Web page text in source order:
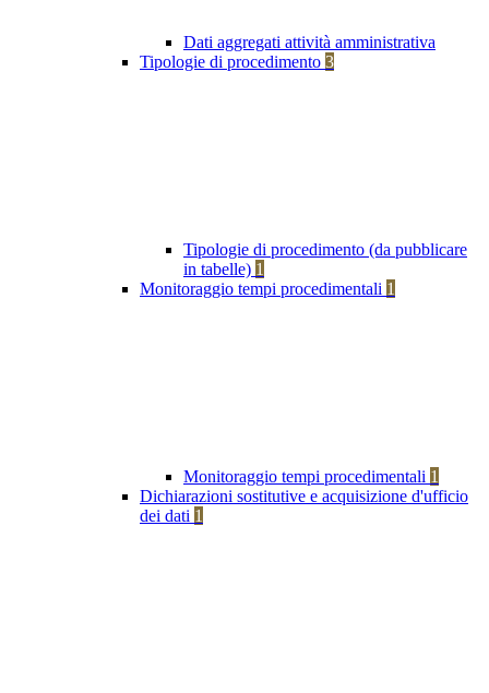
Dati aggregati attività amministrativa
Tipologie di procedimento 3
Tipologie di procedimento (da pubblicare
in tabelle) 1
Monitoraggio tempi procedimentali 1
Monitoraggio tempi procedimentali 1
Dichiarazioni sostitutive e acquisizione d'ufficio
dei dati 1